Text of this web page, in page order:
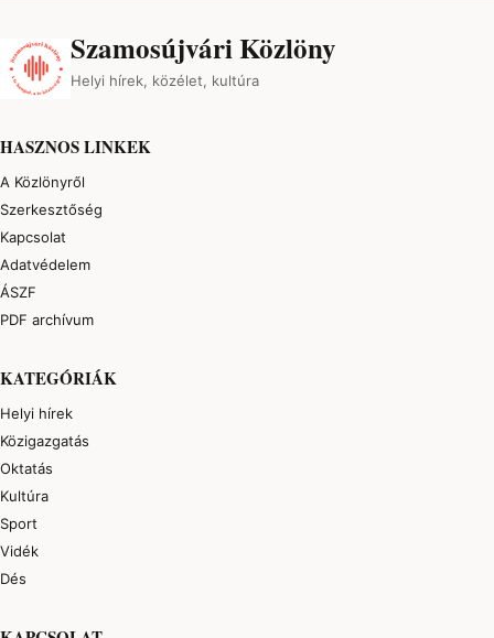
Szamosújvári Közlöny
Helyi hírek, közélet, kultúra
HASZNOS LINKEK
A Közlönyről
Szerkesztőség
Kapcsolat
Adatvédelem
ÁSZF
PDF archívum
KATEGÓRIÁK
Helyi hírek
Közigazgatás
Oktatás
Kultúra
Sport
Vidék
Dés